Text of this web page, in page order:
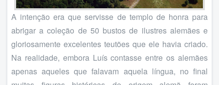
A intenção era que servisse de templo de honra para
abrigar a coleção de 50 bustos de ilustres alemães e
gloriosamente excelentes teutões que ele havia criado.
Na realidade, embora Luís contasse entre os alemães
apenas aqueles que falavam aquela língua, no final